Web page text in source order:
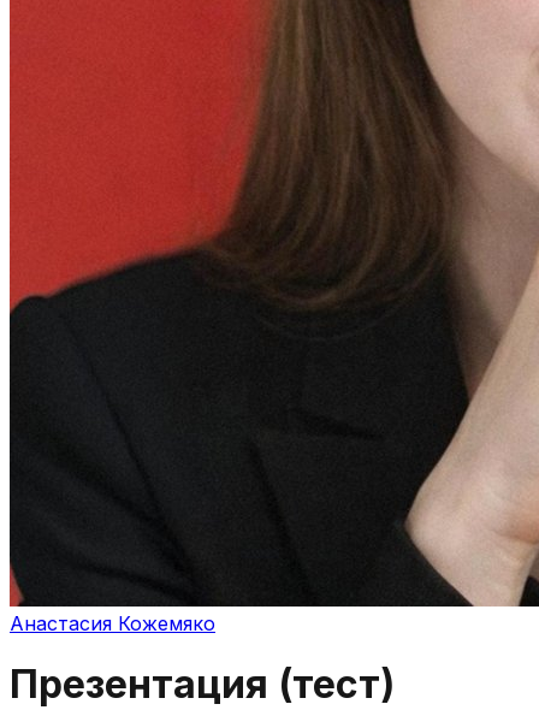
Анастасия Кожемяко
Презентация (тест)